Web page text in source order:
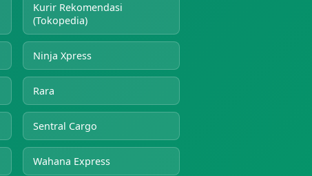
Kurir Rekomendasi
(Tokopedia)
Ninja Xpress
Rara
Sentral Cargo
Wahana Express